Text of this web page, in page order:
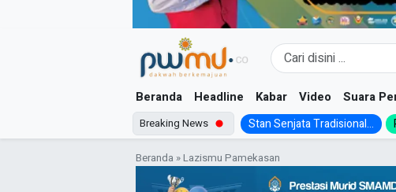
Beranda Headline Kabar Video Suara
Breaking News Stan Senjata Tradisional...
Beranda »Lazismu Pamekasan